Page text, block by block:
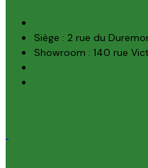
Siège : 2 rue du
Showroom : 140 rue